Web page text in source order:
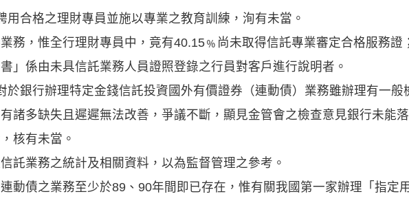
用合格之理財專員並施以專業之教育訓練，洵有未當。
務，惟全行理財專員中，竟有40.15﹪尚未取得信託專業審定合格服務證
」係由未具信託業務人員證照登錄之行員對客戶進行說明者。
於銀行辦理特定金錢信託投資國外有價證券（連動債）業務雖辦理有一般
諸多缺失且遲遲無法改善，爭議不斷，顯見金管會之檢查意見銀行未能
核有未當。
託業務之統計及相關資料，以為監督管理之參考。
動債之業務至少於89、90年間即已存在，惟有關我國第一家辦理「指定